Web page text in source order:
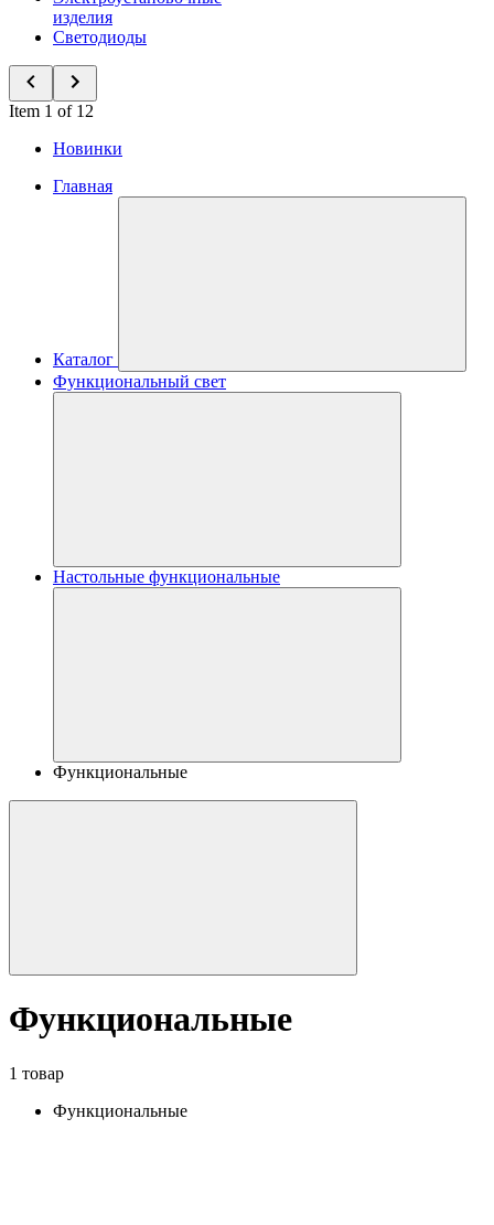
изделия
Светодиоды
Item 1 of 12
Новинки
Главная
Каталог
Функциональный свет
Настольные функциональные
Функциональные
Функциональные
1 товар
Функциональные